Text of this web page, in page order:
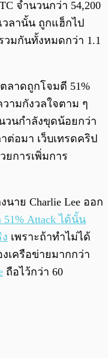
จำนวนกว่า 54,200
วลานั้น ถูกแฮ็กไป
วมกันทั้งหมดกว่า 1.1
ลาดถูกโจมตี 51%
ามกังวลใจตาม ๆ
วนกำลังขุดน้อยกว่า
ต่อมา เว็บเทรดคริป
ยการเพิ่มการ
าย Charlie Lee ออก
Attack ได้นั้น
เพราะถ้าทำไม่ได้
เครือข่ายมากกว่า
ถือไว้กว่า 60